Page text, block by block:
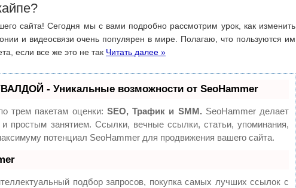
сайта! Сегодня мы с вами подробно рассмотрим урок, как изменить
и видеосвязи очень популярен в мире. Полагаю, что пользуются им
если все же это не так Читать далее »
- Уникальные возможности от SeoHammer
трем пакетам оценки: SEO, Трафик и SMM. SeoHammer делает
простым занятием. Ссылки, вечные ссылки, статьи, упоминания,
потенциал SeoHammer для продвижения вашего сайта.
подбор запросов, покупка самых лучших ссылок с